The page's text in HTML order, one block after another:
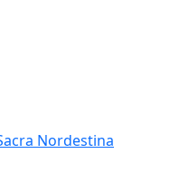
Nordestina